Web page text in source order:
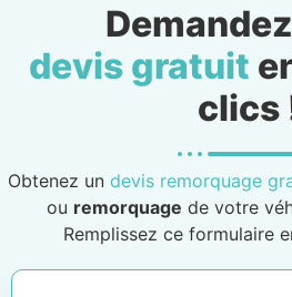
devis gratuit
clics
Obtenez un devis remorquage
ou remorquage de votre
Remplissez ce formulaire